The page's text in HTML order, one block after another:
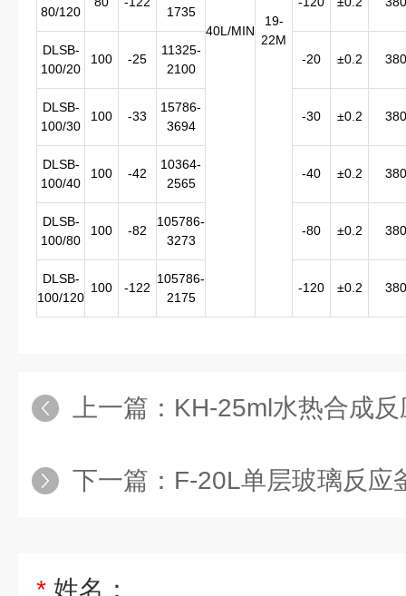
40L/MIN
19-
22M
80/120
1735
DLSB-
100/20
100 -25
11325-
2100
-20 ±0.2 380
DLSB-
100/30
100 -33
15786-
3694
-30 ±0.2 380
DLSB-
100/40
100 -42
10364-
2565
-40 ±0.2 380
DLSB-
100/80
100 -82
105786-
3273
-80 ±0.2 380
DLSB-
100/120
100 -122
105786-
2175
-120 ±0.2 380
上一篇： KH-25ml水热合成
下一篇： F-20L单层玻璃反应
* 姓名：